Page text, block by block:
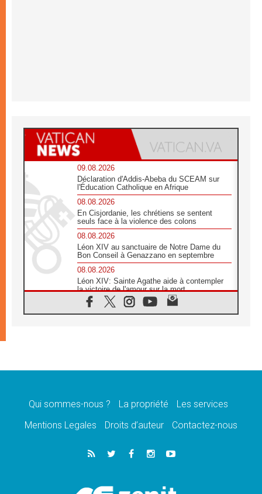
09.08.2026
Déclaration d'Addis-Abeba du SCEAM sur
l'Éducation Catholique en Afrique
08.08.2026
En Cisjordanie, les chrétiens se sentent
seuls face à la violence des colons
08.08.2026
Léon XIV au sanctuaire de Notre Dame du
Bon Conseil à Genazzano en septembre
08.08.2026
Léon XIV: Sainte Agathe aide à contempler
la victoire de l'amour sur la mort
08.08.2026
«Relancer l'empathie», le projet Triennal d'art
08.08.2026
07.08.2026
Calapan devient un diocèse
Congo-Brazzaville: le 15 août, entre solennité
de l'Assomption et mémoire nationale
«La paix commence par l'empathie» estime
Qui sommes-nous ? La propriété
Les services
Mentions Legales
Droits d’auteur Contactez-nous